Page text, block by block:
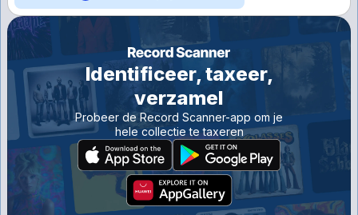
Identificeer, taxeer,
verzamel
Probeer de Record Scanner-app om je
hele collectie te taxeren